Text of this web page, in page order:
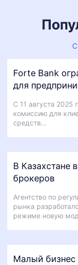
Forte Bank
для
С 11 августа 2025
комиссию для
средств…
В Казахстане
брокеров
Агентство по
рынка
режиме новую
Малый бизнес